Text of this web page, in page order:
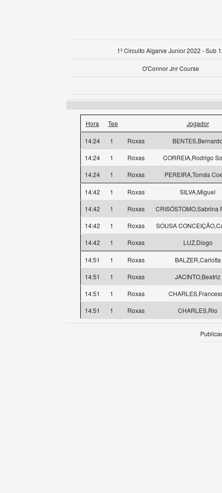
1º Circuito Algarve Junior 2022 - Sub
O'Connor Jnr Course
Hora Tee Jogador
14:24 1 Roxas
14:24
1 Roxas
CORREIA,Rodrigo
14:24
1 Roxas PEREIRA,Tomás
14:42 1 Roxas
SILVA,Miguel
14:42
1 Roxas
CRISÓSTOMO,Sabrina
14:42
1 Roxas
SOUSA
14:42
1 Roxas LUZ,Diogo
14:51 1 Roxas
BALZER,Carlotta
14:51
1 Roxas
JACINTO,Beatriz
14:51
1 Roxas
14:51
1 Roxas CHARLES,Rio